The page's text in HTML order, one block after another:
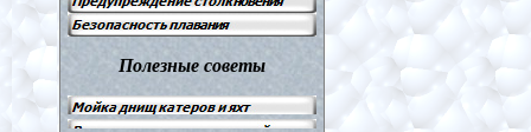
Полезные советы